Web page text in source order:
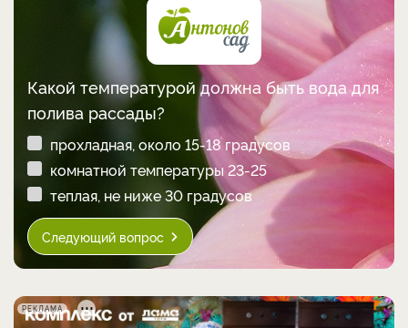
Какой температурой должна быть вода для
полива рассады?
прохладная, около 15-18 градусов
комнатной температуры 23-25
теплая, не ниже 30 градусов
Следующий вопрос
РЕКЛАМА